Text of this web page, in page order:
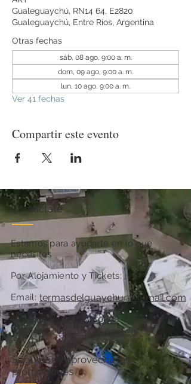
Gualeguaychú, RN14 64, E2820
Gualeguaychú, Entre Ríos, Argentina
Otras fechas
sáb, 08 ago, 9:00 a. m.
dom, 09 ago, 9:00 a. m.
lun, 10 ago, 9:00 a. m.
Ver 41 fechas
Compartir este evento
Contactate
Estamos para ayudarte en lo que
necesites
Por Alojamiento y Tickets:
Email:
Teléfono:
+54 11 6841 0808
WhatsApp:+54 9 3446-607620
termasdelguaychu@hotmail.com
Seguinos y aprovechá las
promociones